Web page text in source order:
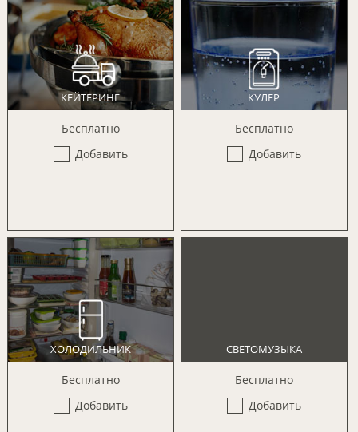
КЕЙТЕРИНГ
Бесплатно
Добавить
КУЛЕР
Бесплатно
Добавить
ХОЛОДИЛЬНИК
Бесплатно
Добавить
СВЕТОМУЗЫКА
Бесплатно
Добавить